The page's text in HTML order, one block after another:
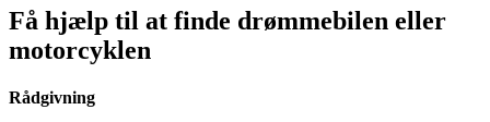
Få hjælp til at finde drømmebilen eller
motorcyklen
Rådgivning